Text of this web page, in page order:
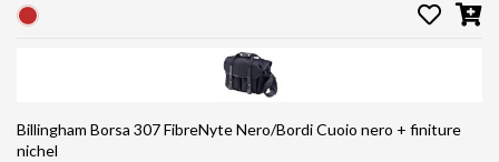
Billingham Borsa 307 FibreNyte Nero/Bordi Cuoio nero + finiture
nichel